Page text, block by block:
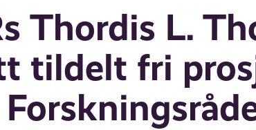
Thordis L.
tildelt fri